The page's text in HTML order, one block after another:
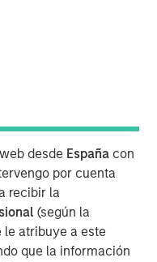
desde España con
por cuenta
recibir la
(según la
atribuye a este
que la información